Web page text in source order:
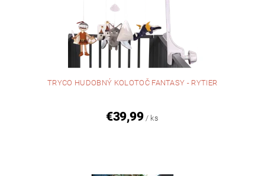
TRYCO HUDOBNÝ KOLOTOČ FANTASY - RYTIER
€39,99 / ks